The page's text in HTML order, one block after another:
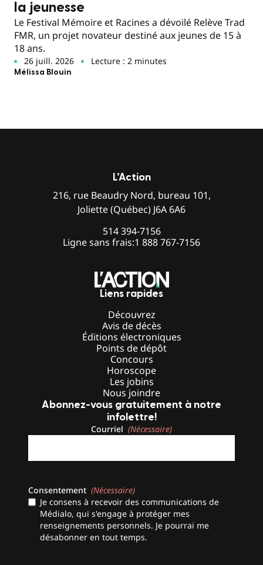
la jeunesse
Le Festival Mémoire et Racines a dévoilé Relève Trad
FMR, un projet novateur destiné aux jeunes de 15 à
18 ans.
26 juill. 2026 Lecture : 2 minutes
Mélissa Blouin
L’Action
216, rue Beaudry Nord, bureau 101,
Joliette (Québec) J6A 6A6
514 394-7156
Ligne sans frais:1 888 767-7156
Liens rapides
Découvrez
Avis de décès
Éditions électroniques
Points de dépôt
Concours
Horoscope
Les jobins
Nous joindre
Abonnez-vous gratuitement à notre
infolettre!
Courriel (Nécessaire)
Consentement (Nécessaire)
Je consens à recevoir des communications de
Médialo, qui s'engage à protéger mes
renseignements personnels. Je pourrai me
désabonner en tout temps.